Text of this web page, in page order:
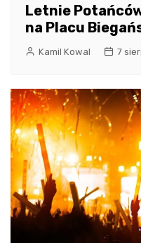
Letnie
na Placu
Kamil Kowal 7